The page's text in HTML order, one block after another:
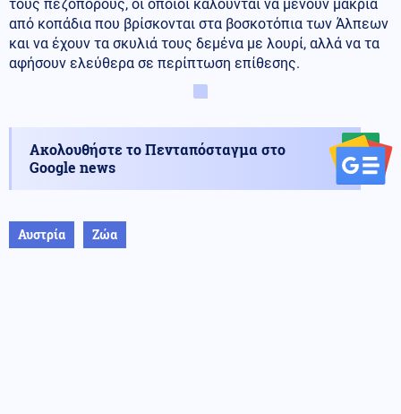
τους πεζοπόρους, οι οποίοι καλούνται να μένουν μακριά
από κοπάδια που βρίσκονται στα βοσκοτόπια των Άλπεων
και να έχουν τα σκυλιά τους δεμένα με λουρί, αλλά να τα
αφήσουν ελεύθερα σε περίπτωση επίθεσης.
Ακολουθήστε το Πενταπόσταγμα στο
Google news
Αυστρία Ζώα